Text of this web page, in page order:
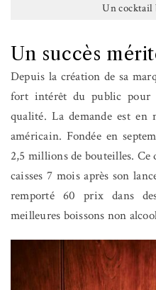
Un cocktail
Un succès
Depuis la création de sa
fort intérêt du public pour
qualité. La demande est en
américain. Fondée en
2,5 millions de bouteilles. Ce
caisses 7 mois après son
remporté 60 prix dans
meilleures boissons non